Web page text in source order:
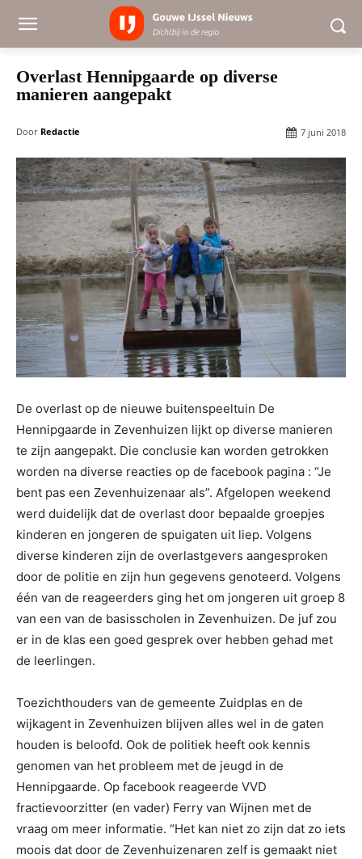
Overlast Hennipgaarde op diverse
manieren aangepakt
Door Redactie 7 juni 2018
De overlast op de nieuwe buitenspeeltuin De
Hennipgaarde in Zevenhuizen lijkt op diverse manieren
te zijn aangepakt. Die conclusie kan worden getrokken
worden na diverse reacties op de facebook pagina : “Je
bent pas een Zevenhuizenaar als”. Afgelopen weekend
werd duidelijk dat de overlast door bepaalde groepjes
kinderen en jongeren de spuigaten uit liep. Volgens
diverse kinderen zijn de overlastgevers aangesproken
door de politie en zijn hun gegevens genoteerd. Volgens
één van de reageerders ging het om jongeren uit groep 8
van een van de basisscholen in Zevenhuizen. De juf zou
er in de klas een goed gesprek over hebben gehad met
de leerlingen.
Toezichthouders van de gemeente Zuidplas en de
wijkagent in Zevenhuizen blijven alles wel in de gaten
houden is beloofd. Ook de politiek heeft ook kennis
genomen van het probleem met de jeugd in de
Hennipgaarde. Op facebook reageerde VVD
fractievoorzitter (en vader) Ferry van Wijnen met de
vraag om meer informatie. “Het kan niet zo zijn dat zo iets
moois dat door de Zevenhuizenaren zelf is gemaakt niet